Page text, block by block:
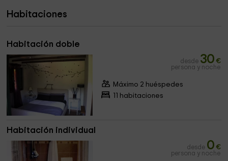
Habitaciones
Habitación doble
desde 30 €
persona y noche
Máximo 2 huéspedes
11 habitaciones
Habitación individual
desde 0 €
persona y noche